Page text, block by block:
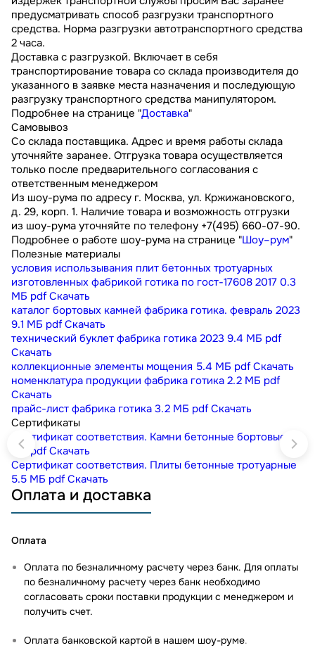
предусматривать способ разгрузки транспортного
средства. Норма разгрузки автотранспортного средства
2 часа.
Доставка с разгрузкой. Включает в себя
транспортирование товара со склада производителя до
указанного в заявке места назначения и последующую
разгрузку транспортного средства манипулятором.
Подробнее на странице "Доставка"
Самовывоз
Со склада поставщика. Адрес и время работы склада
уточняйте заранее. Отгрузка товара осуществляется
только после предварительного согласования с
ответственным менеджером
Из шоу-рума по адресу г. Москва, ул. Кржижановского,
д. 29, корп. 1. Наличие товара и возможность отгрузки
из шоу-рума уточняйте по телефону +7(495) 660-07-90.
Подробнее о работе шоу-рума на странице "Шоу–рум"
Полезные материалы
условия использывания плит бетонных тротуарных
изготовленных фабрикой готика по гост-17608 2017 0.3
МБ pdf Скачать
каталог бортовых камней фабрика готика. февраль 2023
9.1 МБ pdf Скачать
технический буклет фабрика готика 2023 9.4 МБ pdf
Скачать
коллекционные элементы мощения 5.4 МБ pdf Скачать
номенклатура продукции фабрика готика 2.2 МБ pdf
Скачать
прайс-лист фабрика готика 3.2 МБ pdf Скачать
Сертификаты
Сертификат соответствия. Камни бетонные бортовые 1
МБ pdf Скачать
Сертификат соответствия. Плиты бетонные тротуарные
5.5 МБ pdf Скачать
Оплата и доставка
Оплата
Оплата по безналичному расчету через банк. Для оплаты
по безналичному расчету через банк необходимо
согласовать сроки поставки продукции с менеджером и
получить счет.
Оплата банковской картой в нашем шоу-руме.